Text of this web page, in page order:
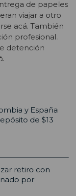
de papeles
viajar a otro
acá. También
profesional.
detención
y España
de $13
retiro con
por